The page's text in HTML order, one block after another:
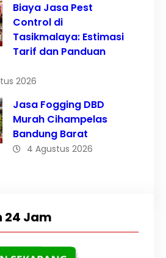
Biaya Jasa Pest
Control di
Tasikmalaya: Estimasi
Tarif dan Panduan
2026
Jasa Fogging DBD
Murah Cihampelas
Bandung Barat
4 Agustus 2026
24 Jam